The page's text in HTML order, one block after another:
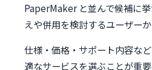
PaperMaker と並んで候補に
えや併用を検討するユーザー
仕様・価格・サポート内容な
適なサービスを選ぶことが重要